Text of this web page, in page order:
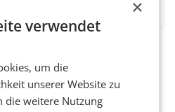
& MEDIA
U-Ausschuss - Presserat
×
verwendet
um die
unserer Website zu
die weitere Nutzung